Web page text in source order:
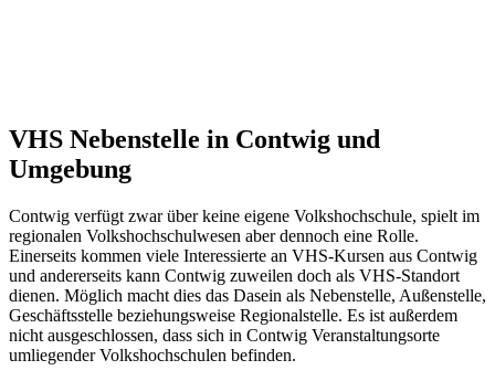
VHS Nebenstelle in Contwig und
Umgebung
Contwig verfügt zwar über keine eigene Volkshochschule, spielt im
regionalen Volkshochschulwesen aber dennoch eine Rolle.
Einerseits kommen viele Interessierte an VHS-Kursen aus Contwig
und andererseits kann Contwig zuweilen doch als VHS-Standort
dienen. Möglich macht dies das Dasein als Nebenstelle, Außenstelle,
Geschäftsstelle beziehungsweise Regionalstelle. Es ist außerdem
nicht ausgeschlossen, dass sich in Contwig Veranstaltungsorte
umliegender Volkshochschulen befinden.